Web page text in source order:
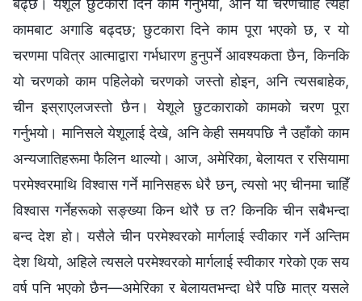
कामबाट अगाडि बढ्दछ; छुटकारा दिने काम पूरा भएको छ, र यो
चरणमा पवित्र आत्माद्वारा गर्भधारण हुनुपर्ने आवश्यकता छैन, किनकि
यो चरणको काम पहिलेको चरणको जस्तो होइन, अनि त्यसबाहेक,
चीन इस्राएलजस्तो छैन। येशूले छुटकाराको कामको चरण पूरा
गर्नुभयो। मानिसले येशूलाई देखे, अनि केही समयपछि नै उहाँको काम
अन्यजातिहरूमा फैलिन थाल्यो। आज, अमेरिका, बेलायत र रसियामा
परमेश्‍वरमाथि विश्‍वास गर्ने मानिसहरू धेरै छन्, त्यसो भए चीनमा चाहिँ
विश्‍वास गर्नेहरूको सङ्ख्या किन थोरै छ त? किनकि चीन सबैभन्दा
बन्द देश हो। यसैले चीन परमेश्‍वरको मार्गलाई स्वीकार गर्ने अन्तिम
देश थियो, अहिले त्यसले परमेश्‍वरको मार्गलाई स्वीकार गरेको एक सय
वर्ष पनि भएको छैन—अमेरिका र बेलायतभन्दा धेरै पछि मात्र यसले